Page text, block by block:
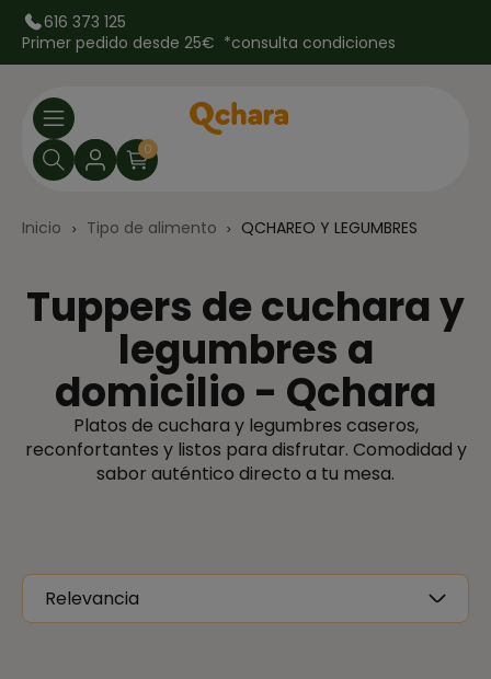
616 373 125
Primer pedido desde 25€ *consulta condiciones
0
Inicio Tipo de alimento QCHAREO Y LEGUMBRES
Tuppers de cuchara y
legumbres a
domicilio - Qchara
Platos de cuchara y legumbres caseros,
reconfortantes y listos para disfrutar. Comodidad y
sabor auténtico directo a tu mesa.
Relevancia